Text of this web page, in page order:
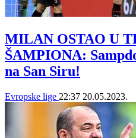
MILAN OSTAO U
ŠAMPIONA:
na San Siru!
Evropske lige 22:37 20.05.2023.